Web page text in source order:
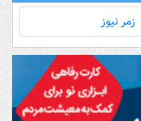
زمر نیوز